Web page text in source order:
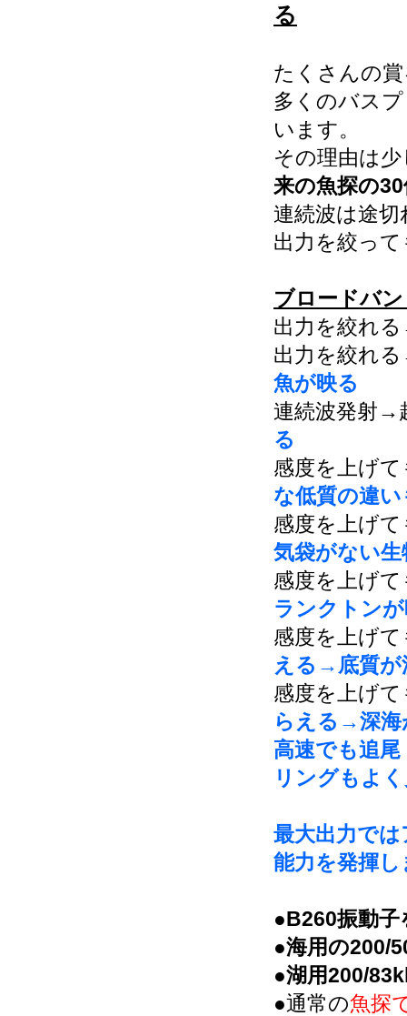
る
たくさんの
多くのバス
います。
その理由は
来の魚探の
連続波は途
出力を絞っ
ブロードバ
出力を絞れ
出力を絞れ
魚が映る
連続波発射→
る
感度を上げ
な低質の違
感度を上げ
気袋がない
感度を上げ
ランクトン
感度を上げ
える→底質が
感度を上げ
らえる→深海
高速でも追
リングもよ
最大出力で
能力を発揮し
●B260振動子
●海用の200/
●湖用200/
●通常の魚探